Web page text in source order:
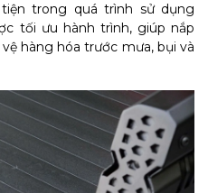
trong quá trình sử dụng
tối ưu hành trình, giúp nắp
hàng hóa trước mưa, bụi và